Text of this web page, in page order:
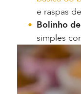
e raspas
Bolinho
simples